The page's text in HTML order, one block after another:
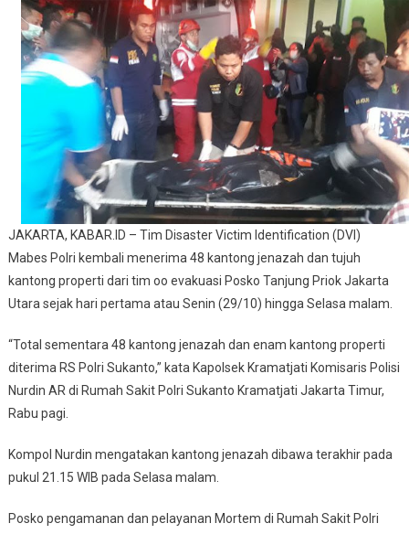
Sakit
Polri
Sukanto
Terima
48
Kantong
Jenazah
Korban
Jatuhnya
Lion
Air
JAKARTA, KABAR.ID – Tim Disaster Victim Identification (DVI)
Mabes Polri kembali menerima 48 kantong jenazah dan tujuh
kantong properti dari tim oo evakuasi Posko Tanjung Priok Jakarta
Utara sejak hari pertama atau Senin (29/10) hingga Selasa malam.
“Total sementara 48 kantong jenazah dan enam kantong properti
diterima RS Polri Sukanto,” kata Kapolsek Kramatjati Komisaris Polisi
Nurdin AR di Rumah Sakit Polri Sukanto Kramatjati Jakarta Timur,
Rabu pagi.
Kompol Nurdin mengatakan kantong jenazah dibawa terakhir pada
pukul 21.15 WIB pada Selasa malam.
Posko pengamanan dan pelayanan Mortem di Rumah Sakit Polri